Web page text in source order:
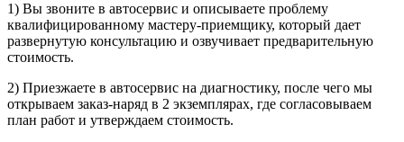
1) Вы звоните в автосервис и описываете проблему
квалифицированному мастеру-приемщику, который дает
развернутую консультацию и озвучивает предварительную
стоимость.
2) Приезжаете в автосервис на диагностику, после чего мы
открываем заказ-наряд в 2 экземплярах, где согласовываем
план работ и утверждаем стоимость.